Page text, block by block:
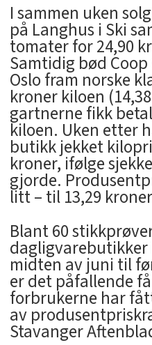
I sammen uken
på Langhus i Ski
tomater for 24,90
Samtidig bød
Oslo fram norske
kroner kiloen
gartnerne fikk
kiloen. Uken etter
butikk jekket
kroner, ifølge
gjorde.
litt – til 13,29
Blant 60
dagligvarebutikker
midten av juni til
er det påfallende
forbrukerne har
av
Stavanger